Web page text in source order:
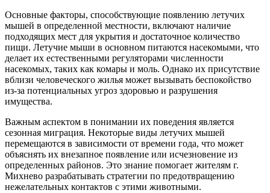
Основные факторы, способствующие появлению летучих
мышей в определенной местности, включают наличие
подходящих мест для укрытия и достаточное количество
пищи. Летучие мыши в основном питаются насекомыми, что
делает их естественными регуляторами численности
насекомых, таких как комары и моль. Однако их присутствие
вблизи человеческого жилья может вызывать беспокойство
из-за потенциальных угроз здоровью и разрушения
имущества.
Важным аспектом в понимании их поведения является
сезонная миграция. Некоторые виды летучих мышей
перемещаются в зависимости от времени года, что может
объяснять их внезапное появление или исчезновение из
определенных районов. Это знание помогает жителям г.
Михнево разрабатывать стратегии по предотвращению
нежелательных контактов с этими животными.